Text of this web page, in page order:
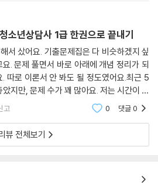
소년상담사 1급 한권으로 끝내기
서 샀어요. 기출문제집은 다 비슷하겠지 싶
. 문제 풀면서 바로 아래에 개념 정리가 되
따로 이론서 안 봐도 될 정도였어요.최근 5
지만, 문제 수가 꽤 많아요. 저는 시간이 부
래도 해설이 꼼꼼해서 틀린 문제 위주로 보
고 0 댓글0
뷰 전체보기